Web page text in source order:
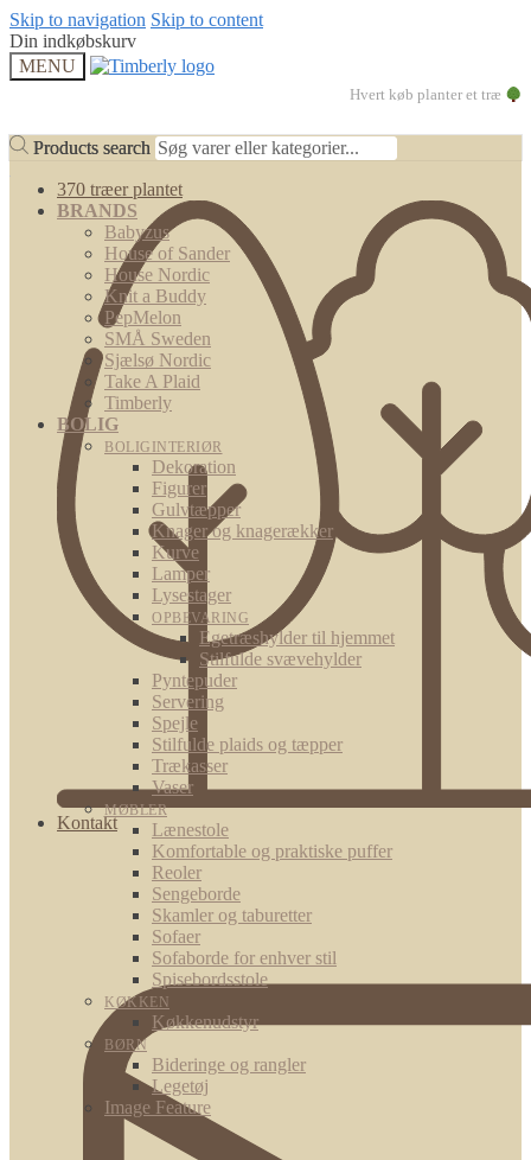
Skip to navigation Skip to content
Din indkøbskurv
MENU
Hvert køb planter et træ
Products search
370 træer plantet
Kontakt
Products search
BRANDS
Babyzus
House of Sander
House Nordic
Knit a Buddy
PepMelon
SMÅ Sweden
Sjælsø Nordic
Take A Plaid
Timberly
BOLIG
BOLIGINTERIØR
Dekoration
Figurer
Gulvtæpper
Knager og knagerækker
Kurve
Lamper
Lysestager
OPBEVARING
Egetræshylder til hjemmet
Stilfulde svævehylder
Pyntepuder
Servering
Spejle
Stilfulde plaids og tæpper
Trækasser
Vaser
MØBLER
Lænestole
Komfortable og praktiske puffer
Reoler
Sengeborde
Skamler og taburetter
Sofaer
Sofaborde for enhver stil
Spisebordsstole
KØKKEN
Køkkenudstyr
BØRN
Bideringe og rangler
Legetøj
Image Feature